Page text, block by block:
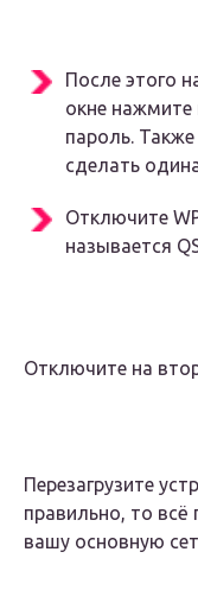
После этого
окне нажмите
пароль.
сделать
Отключите
называется
Отключите на
Перезагрузите
правильно, то всё
вашу основную